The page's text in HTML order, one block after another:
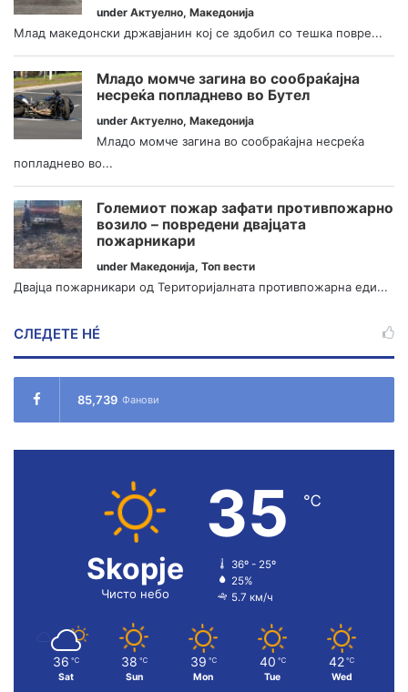
under Актуелно, Македонија
Млад македонски државјанин кој се здобил со тешка повре...
Младо момче загина во сообраќајна
несреќа попладнево во Бутел
under Актуелно, Македонија
Младо момче загина во сообраќајна несреќа
попладнево во...
Големиот пожар зафати противпожарно
возило – повредени двајцата
пожарникари
under Македонија, Топ вести
Двајца пожарникари од Територијалната противпожарна еди...
СЛЕДЕТЕ НÉ
85,739 Фанови
Skopje
Чисто небо
35 ℃
36º - 25º
25%
5.7 км/ч
36 ℃
Sat
38 ℃
Sun
39 ℃
Mon
40 ℃
Tue
42 ℃
Wed